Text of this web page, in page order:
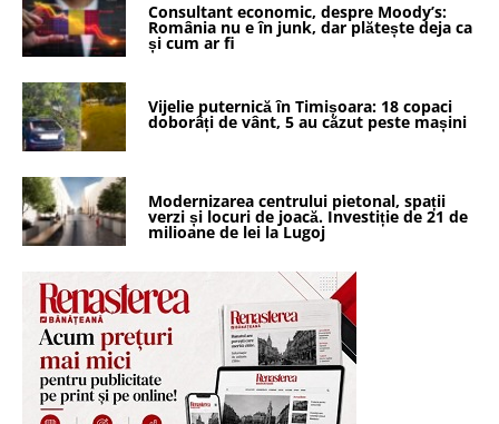
Consultant economic, despre Moody’s:
România nu e în junk, dar plătește deja ca
și cum ar fi
Vijelie puternică în Timișoara: 18 copaci
doborâți de vânt, 5 au căzut peste mașini
Modernizarea centrului pietonal, spații
verzi și locuri de joacă. Investiție de 21 de
milioane de lei la Lugoj